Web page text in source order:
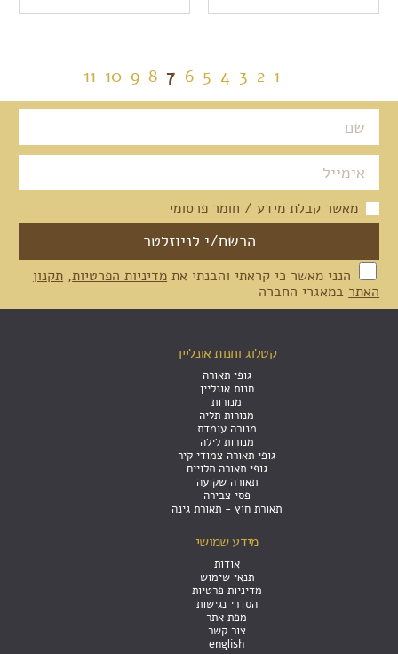
1
2
3
4
5
6
7
8
9
10
11
מאשר קבלת מידע / חומר פרסומי
הנני מאשר כי קראתי והבנתי את מדיניות הפרטיות, תקנון
האתר במאגרי החברה
קטלוג וחנות אונליין
גופי תאורה
חנות אונליין
מנורות
מנורות תליה
מנורה עומדת
מנורות לילה
גופי תאורה צמודי קיר
גופי תאורה תלויים
תאורה שקועה
פסי צבירה
תאורת חוץ - תאורת גינה
מידע שמושי
אודות
תנאי שימוש
מדיניות פרטיות
הסדרי נגישות
מפת אתר
צור קשר
english